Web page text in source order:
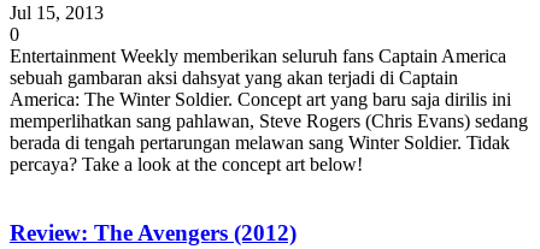
Jul 15, 2013
0
Entertainment Weekly memberikan seluruh fans Captain America
sebuah gambaran aksi dahsyat yang akan terjadi di Captain
America: The Winter Soldier. Concept art yang baru saja dirilis ini
memperlihatkan sang pahlawan, Steve Rogers (Chris Evans) sedang
berada di tengah pertarungan melawan sang Winter Soldier. Tidak
percaya? Take a look at the concept art below!
Review: The Avengers (2012)